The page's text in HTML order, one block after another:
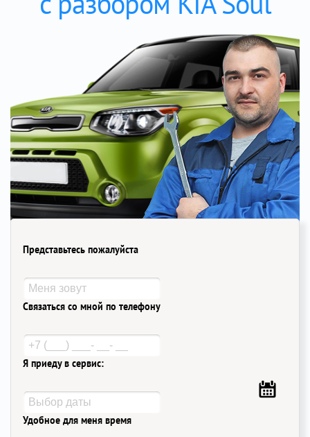
Представьтесь пожалуйста
Связаться со мной по телефону
Я приеду в сервис:
Удобное для меня время